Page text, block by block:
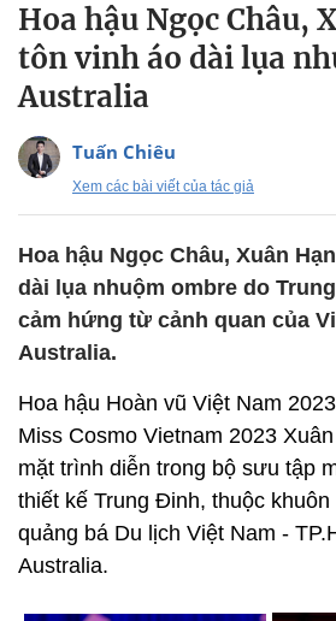
Hoa hậu Ngọc Châu,
tôn vinh áo dài lụa
Australia
Tuấn Chiêu
Xem các bài viết của tác giả
Hoa hậu Ngọc Châu, Xuân
dài lụa nhuộm ombre do
cảm hứng từ cảnh quan của
Australia.
Hoa hậu Hoàn vũ Việt Nam 2023
Miss Cosmo Vietnam 2023
mặt trình diễn trong bộ sưu tập
thiết kế Trung Đinh, thuộc
quảng bá Du lịch Việt Nam -
Australia.